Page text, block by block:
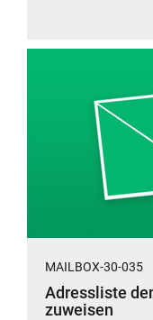
MAILBOX-30-035
Adressliste
zuweisen